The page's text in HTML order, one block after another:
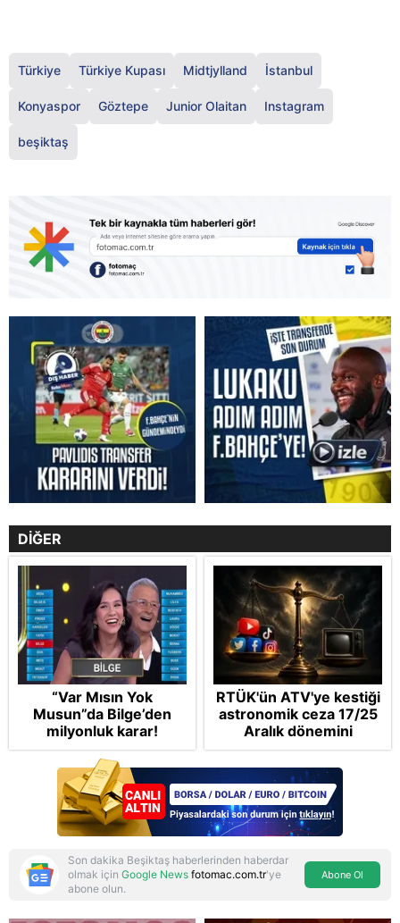
Türkiye Türkiye Kupası Midtjylland İstanbul
Konyaspor Göztepe Junior Olaitan Instagram
beşiktaş
DİĞER
“Var Mısın Yok
Musun”da Bilge’den
milyonluk karar!
RTÜK'ün ATV'ye kestiği
astronomik ceza 17/25
Aralık dönemini
anımsattı! Milli yayınlara
"yaptırım" kıskacı:
Turkuvaz Medya neden
hedefte?
Son dakika Beşiktaş haberlerinden haberdar
olmak için Google News fotomac.com.tr'ye
abone olun.
Abone Ol